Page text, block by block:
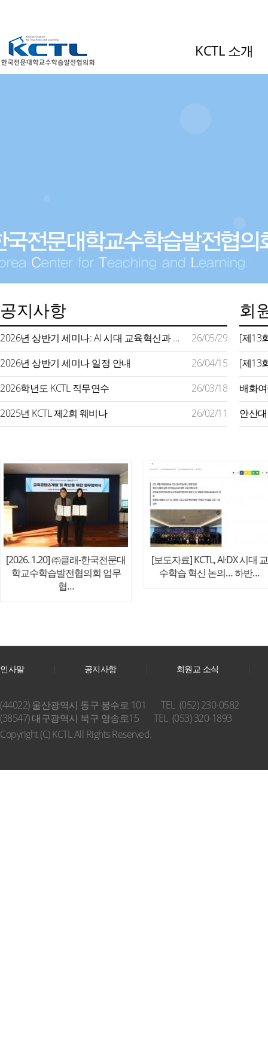
KCTL 소개
공지사항
2026년 상반기 세미나: AI 시대 교육혁신과 미래형 교수학습 지원
26/05/29
2026년 상반기 세미나 일정 안내
26/04/15
2026학년도 KCTL 직무연수
26/03/18
2025년 KCTL 제2회 웨비나
26/02/11
회
[2026. 1.20] ㈜클래-한국전문대
학교수학습발전협의회 업무
협…
[보도자료] KCTL, AI·DX 시대 교
수학습 혁신 논의… 하반…
인사말 공지사항 회원교 소식
(44022) 울산광역시 동구 봉수로 101
TEL (052) 230-0582
(38547) 대구광역시 북구 영송로15
TEL (053) 320-1893
Copyright (C) KCTL All Rights Reserved.